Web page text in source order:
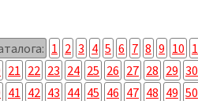
1 2 3 4 5 6 7 8 9 10
21 22 23 24 25 26 27 28 29 30
41 42 43 44 45 46 47 48 49 50